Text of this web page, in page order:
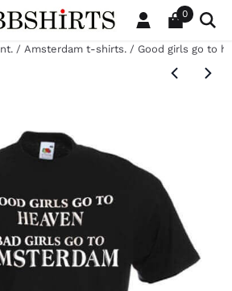
beschikbaar. Kies instellingen of sta
0
/ Amsterdam t-shirts. / Good girls go to